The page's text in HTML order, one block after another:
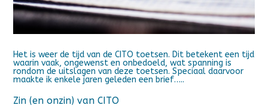
Het is weer de tijd van de CITO toetsen. Dit betekent een tijd
waarin vaak, ongewenst en onbedoeld, wat spanning is
rondom de uitslagen van deze toetsen. Speciaal daarvoor
maakte ik enkele jaren geleden een brief…..
Zin (en onzin) van CITO